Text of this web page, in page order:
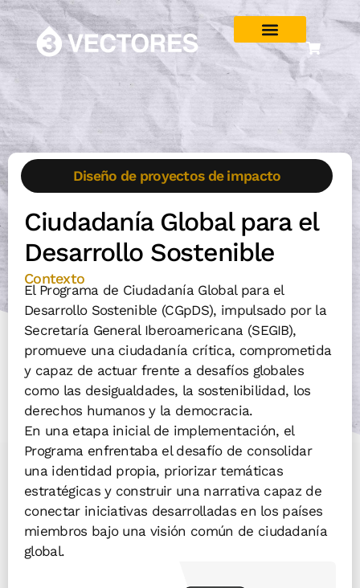
Diseño de proyectos de impacto
Ciudadanía Global para el
Desarrollo Sostenible
Contexto
El Programa de Ciudadanía Global para el
Desarrollo Sostenible (CGpDS), impulsado por la
Secretaría General Iberoamericana (SEGIB),
promueve una ciudadanía crítica, comprometida
y capaz de actuar frente a desafíos globales
como las desigualdades, la sostenibilidad, los
derechos humanos y la democracia.
En una etapa inicial de implementación, el
Programa enfrentaba el desafío de consolidar
una identidad propia, priorizar temáticas
estratégicas y construir una narrativa capaz de
conectar iniciativas desarrolladas en los países
miembros bajo una visión común de ciudadanía
global.